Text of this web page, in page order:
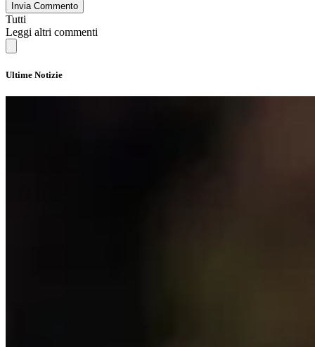
Invia Commento
Tutti
Leggi altri commenti
Ultime Notizie